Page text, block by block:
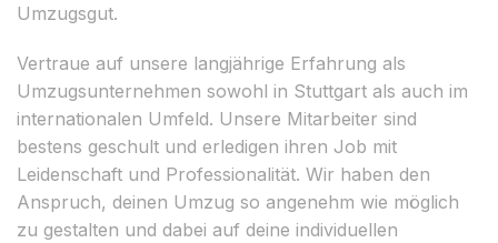
Umzugsgut.
Vertraue auf unsere langjährige Erfahrung als
Umzugsunternehmen sowohl in Stuttgart als auch im
internationalen Umfeld. Unsere Mitarbeiter sind
bestens geschult und erledigen ihren Job mit
Leidenschaft und Professionalität. Wir haben den
Anspruch, deinen Umzug so angenehm wie möglich
zu gestalten und dabei auf deine individuellen